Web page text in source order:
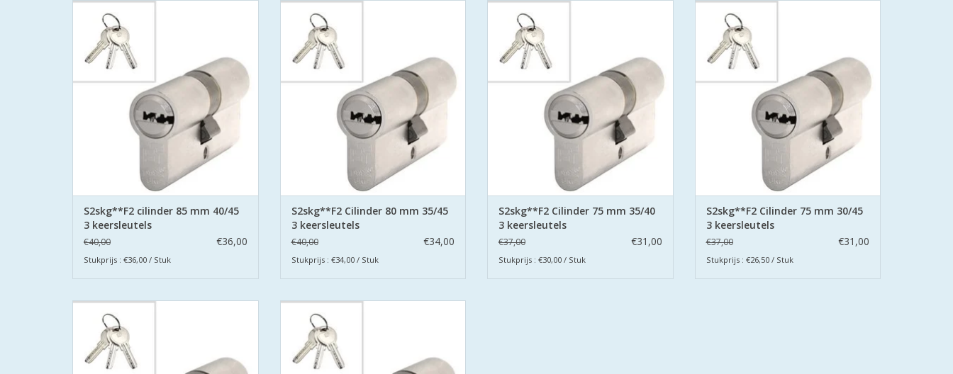
gecertificeerd volgens Politie Keurmerk
De cilinders zijn uitgevoerd met
boorbeveiliging aan beide zijden.
TOEVOEGEN AAN WINKELWAGEN
S2skg**F2 cilinder 85 mm 40/45
3 keersleutels
€40,00 €36,00
Stukprijs : €36,00 / Stuk
De S2 veiligheidscilinders zijn SKG
gecertificeerd volgens Politie Keurmerk
De cilinders zijn uitgevoerd met
boorbeveiliging aan beide zijden.
TOEVOEGEN AAN WINKELWAGEN
S2skg**F2 Cilinder 80 mm 35/45
3 keersleutels
€40,00 €34,00
Stukprijs : €34,00 / Stuk
gecertificeerd volgens Politie Keurmerk
De cilinders zijn uitgevoerd met
boorbeveiliging aan beide zijden.
TOEVOEGEN AAN WINKELWAGEN
S2skg**F2 Cilinder 75 mm 35/40
3 keersleutels
€37,00 €31,00
Stukprijs : €30,00 / Stuk
De S2 veiligheidscilinders zijn SKG
gecertificeerd volgens Politie Keurmerk
De cilinders zijn uitgevoerd met
boorbeveiliging aan beide zijden.
TOEVOEGEN AAN WINKELWAGEN
S2skg**F2 Cilinder 75 mm 30/45
3 keersleutels
€37,00 €31,00
Stukprijs : €26,50 / Stuk
gecertificeerd volgens Politie Keurmerk
De cilinders zijn uitgevoerd met
boorbeveiliging aan beide zijden.
De S2 veiligheidscilinders zijn SKG
gecertificeerd volgens Politie Keurmerk
De cilinders zijn uitgevoerd met
boorbeveiliging aan beide zijden.